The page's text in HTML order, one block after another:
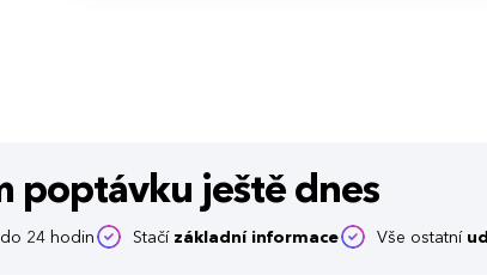
poptávku ještě dnes
do 24 hodin Stačí základní informace Vše ostatní